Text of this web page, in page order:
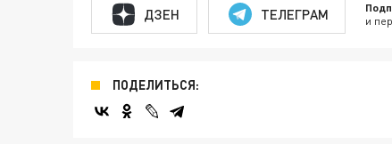
ДЗЕН ТЕЛЕГРАМ и
ПОДЕЛИТЬСЯ: